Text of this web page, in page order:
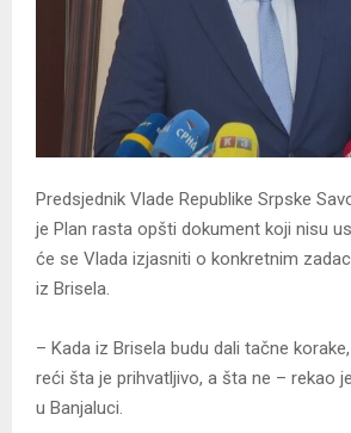
Predsjednik Vlade Republike Srpske
je Plan rasta opšti dokument koji nisu
će se Vlada izjasniti o konkretnim
iz Brisela.
– Kada iz Brisela budu dali tačne
reći šta je prihvatljivo, a šta ne – rekao
u Banjaluci.